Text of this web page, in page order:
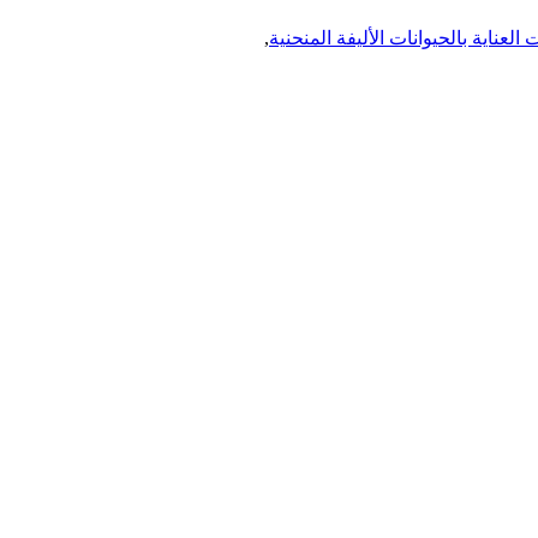
بالحيوانات الأليفة المنحنية,